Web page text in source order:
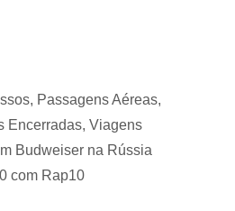
, Passagens Aéreas,
Encerradas, Viagens
Budweiser na Rússia
com Rap10